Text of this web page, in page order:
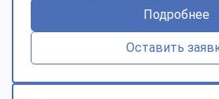
Подробнее
Оставить